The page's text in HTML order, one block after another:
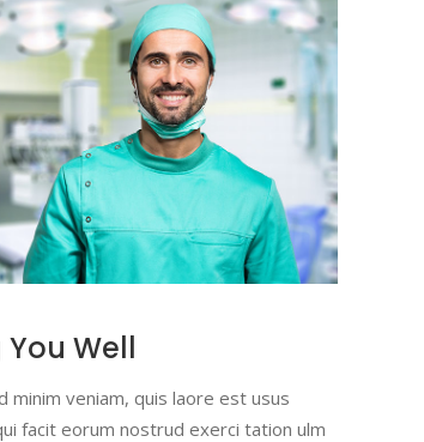
Well
minim veniam, quis laore est usus
facit eorum nostrud exerci tation ulm